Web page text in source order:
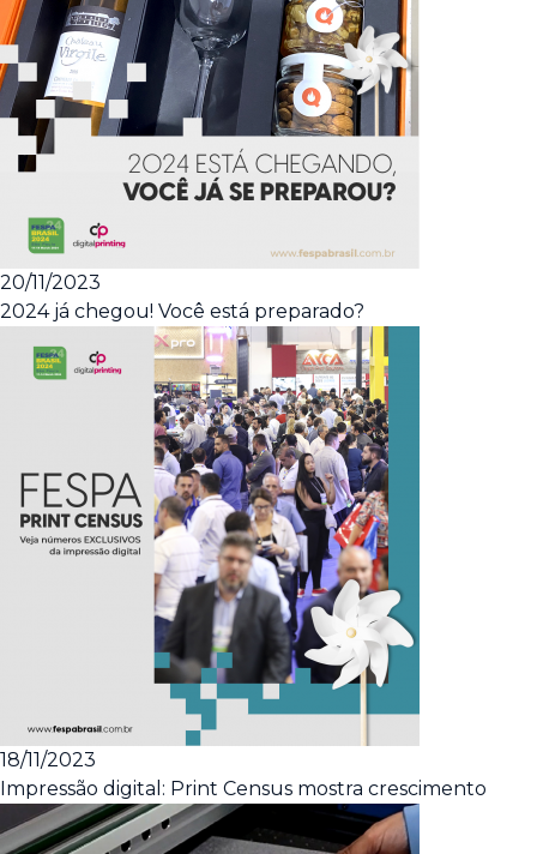
20/11/2023
2024 já chegou! Você está preparado?
18/11/2023
Impressão digital: Print Census mostra crescimento